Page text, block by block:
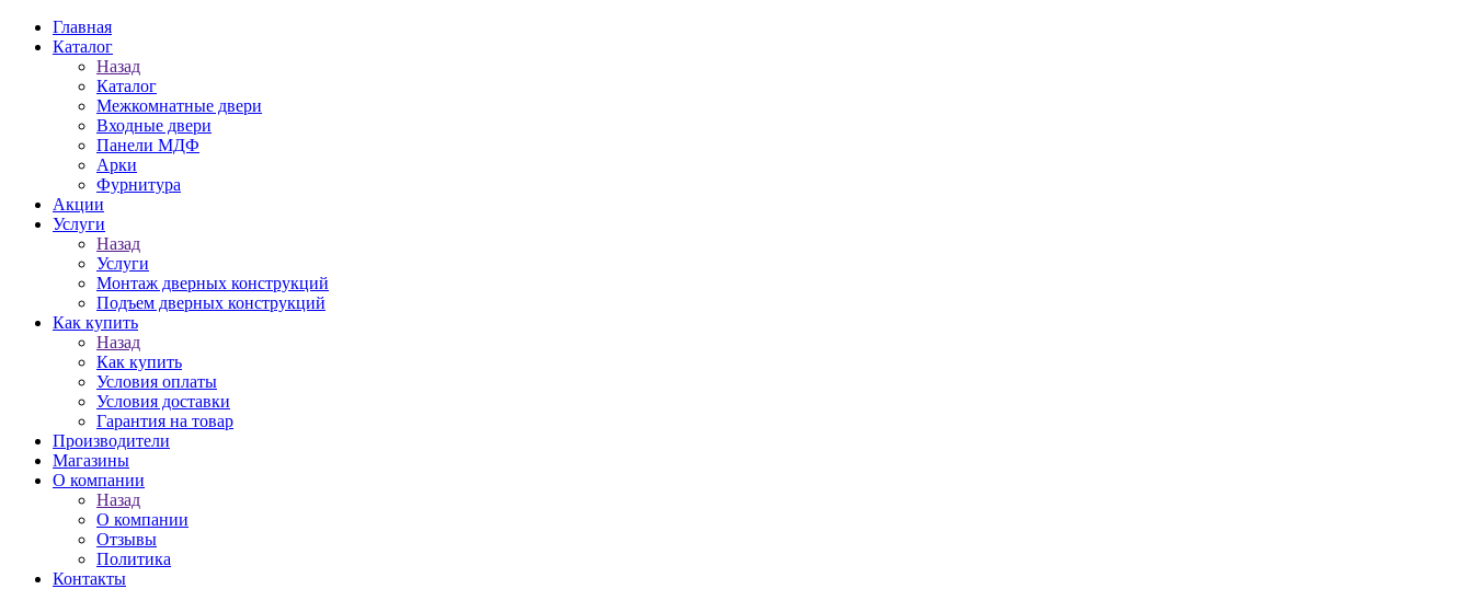
Главная
Каталог
Назад
Каталог
Межкомнатные двери
Входные двери
Панели МДФ
Арки
Фурнитура
Акции
Услуги
Назад
Услуги
Монтаж дверных конструкций
Подъем дверных конструкций
Как купить
Назад
Как купить
Условия оплаты
Условия доставки
Гарантия на товар
Производители
Магазины
О компании
Назад
О компании
Отзывы
Политика
Контакты